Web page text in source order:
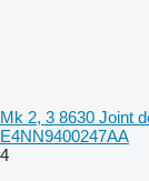
Mk 2, 3 8630 Joint
E4NN9400247AA
4